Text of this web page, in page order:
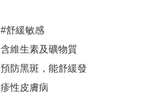
#舒緩敏感
含維生素及礦物質
預防黑斑，能舒緩發
疹性皮膚病